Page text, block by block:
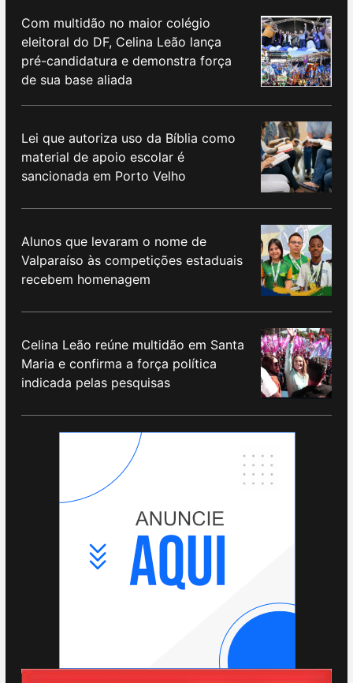
Com multidão no maior colégio
eleitoral do DF, Celina Leão lança
pré-candidatura e demonstra força
de sua base aliada
Lei que autoriza uso da Bíblia como
material de apoio escolar é
sancionada em Porto Velho
Alunos que levaram o nome de
Valparaíso às competições estaduais
recebem homenagem
Celina Leão reúne multidão em Santa
Maria e confirma a força política
indicada pelas pesquisas